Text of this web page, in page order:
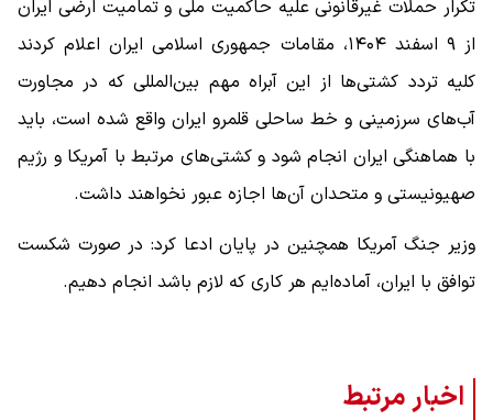
تکرار حملات غیرقانونی علیه حاکمیت ملی و تمامیت ارضی ایران
از ۹ اسفند ۱۴۰۴، مقامات جمهوری اسلامی ایران اعلام کردند
کلیه تردد کشتی‌ها از این آبراه مهم بین‌المللی که در مجاورت
آب‌های سرزمینی و خط ساحلی قلمرو ایران واقع شده است، باید
با هماهنگی ایران انجام شود و کشتی‌های مرتبط با آمریکا و رژیم
صهیونیستی و متحدان آن‌ها اجازه عبور نخواهند داشت.
وزیر جنگ آمریکا همچنین در پایان ادعا کرد: در صورت شکست
توافق با ایران، آماده‌ایم هر کاری که لازم باشد انجام دهیم.
اخبار مرتبط